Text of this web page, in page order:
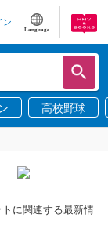
ン
Language
高校野球
に関連する最新情